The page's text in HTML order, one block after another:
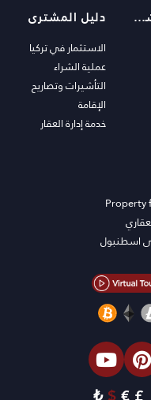
المناطق المشهورة دليل المشترى
الاستثمار في تركيا
عملية الشراء
التأشيرات وتصاريح
الإقامة
خدمة إدارة العقار
Property
اسطنبول